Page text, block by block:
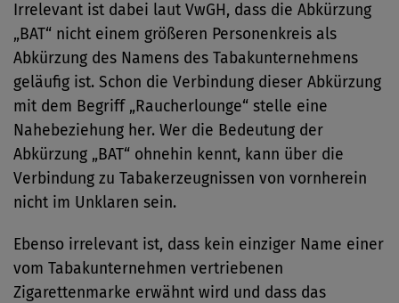
Irrelevant ist dabei laut VwGH, dass die Abkürzung
„BAT“ nicht einem größeren Personenkreis als
Abkürzung des Namens des Tabakunternehmens
geläufig ist. Schon die Verbindung dieser Abkürzung
mit dem Begriff „Raucherlounge“ stelle eine
Nahebeziehung her. Wer die Bedeutung der
Abkürzung „BAT“ ohnehin kennt, kann über die
Verbindung zu Tabakerzeugnissen von vornherein
nicht im Unklaren sein.
Ebenso irrelevant ist, dass kein einziger Name einer
vom Tabakunternehmen vertriebenen
Zigarettenmarke erwähnt wird und dass das